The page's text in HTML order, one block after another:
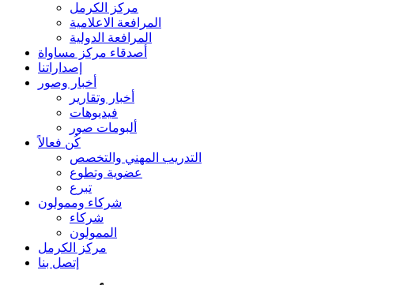
مركز الكرمل
المرافعة الاعلامية
المرافعة الدولية
أصدقاء مركز مساواة
إصداراتنا
أخبار وصور
أخبار وتقارير
فيديوهات
ألبومات صور
كُن فعالاً
التدريب المهني والتخصص
عضوية وتطوع
تبرع
شركاء وممولون
شركاء
الممولون
مركز الكرمل
إتصل بنا